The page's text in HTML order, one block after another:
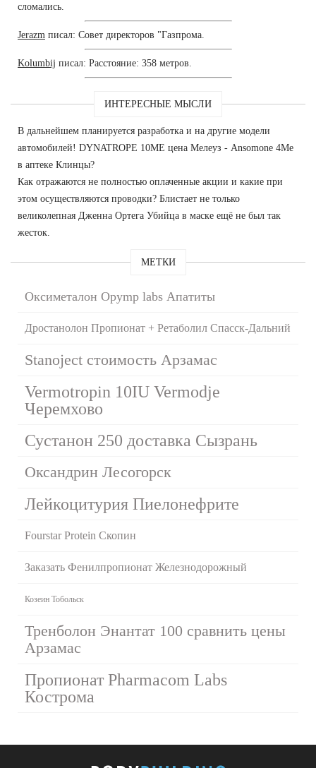
сломались.
Jerazm писал: Совет директоров "Газпрома.
Kolumbij писал: Расстояние: 358 метров.
ИНТЕРЕСНЫЕ МЫСЛИ
В дальнейшем планируется разработка и на другие модели
автомобилей! DYNATROPE 10ME цена Мелеуз - Ansomone 4Me
в аптеке Клинцы?
Как отражаются не полностью оплаченные акции и какие при
этом осуществляются проводки? Блистает не только
великолепная Дженна Ортега Убийца в маске ещё не был так
жесток.
МЕТКИ
Оксиметалон Opymp labs Апатиты
Дростанолон Пропионат + Ретаболил Спасск-Дальний
Stanoject стоимость Арзамас
Vermotropin 10IU Vermodje
Черемхово
Сустанон 250 доставка Сызрань
Оксандрин Лесогорск
Лейкоцитурия Пиелонефрите
Fourstar Protein Скопин
Заказать Фенилпропионат Железнодорожный
Козеин Тобольск
Тренболон Энантат 100 сравнить цены
Арзамас
Пропионат Pharmacom Labs
Кострома